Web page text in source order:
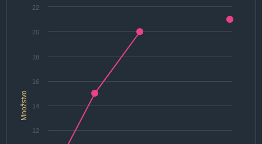
Množstvo
12
14
16
18
20
22